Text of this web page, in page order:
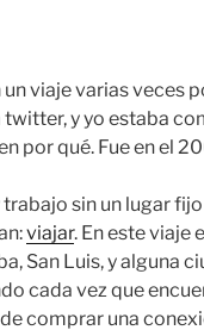
viaje varias veces
y yo estaba
por qué. Fue en el
sin un lugar
viajar. En este viaje
San Luis, y alguna
cada vez que
comprar una